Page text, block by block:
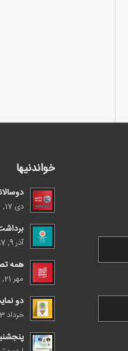
خواندنیها
دوسالانه
دی 17, 1397 - 7:41 ق.ظ
آذر 9, 1397 - 10:50 ق.ظ
همه
مهر 21, 1397 - 7:05 ق.ظ
دو
خرداد 3, 1397 - 9:14 ب.ظ
پنجشنبه ۷